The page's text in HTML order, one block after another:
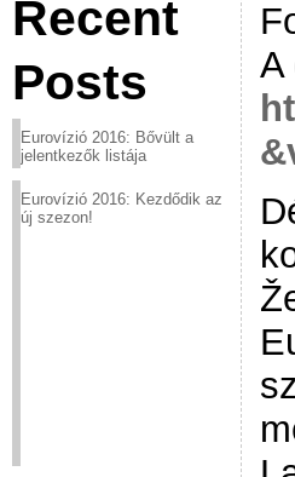
Recent
Posts
Eurovízió 2016: Bővült a
jelentkezők listája
Eurovízió 2016: Kezdődik az
új szezon!
A